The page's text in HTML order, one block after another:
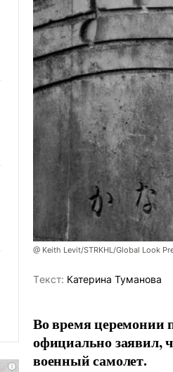
@ Keith Levit/STRKHL/Global Look
Tекст: Катерина Туманова
Во время церемонии
официально заявил,
военный самолет.